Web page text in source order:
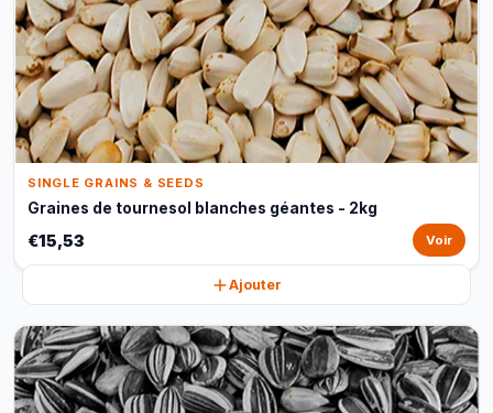
SINGLE GRAINS & SEEDS
Graines de tournesol blanches géantes - 2kg
€15,53 Voir
Ajouter